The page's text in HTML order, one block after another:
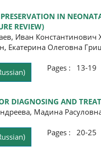
PRESERVATION IN
REVIEW)
Иван
Екатерина Олеговна
Pages : 13-19
DIAGNOSING AND
Мадина
Pages : 20-25